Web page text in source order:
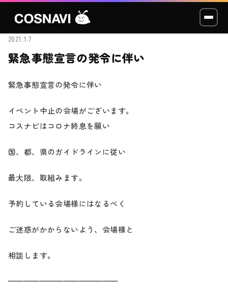
WCP
ショッカー
スタジオ
LABO
メディア
お知らせ
2021.1.7
緊急事態宣言の発令に伴い
緊急事態宣言の発令に伴い
イベント中止の会場がございます。
コスナビはコロナ終息を願い
国、都、県のガイドラインに従い
最大限、取組みます。
予約している会場様にはなるべく
ご迷惑がかからないよう、会場様と
相談します。
——————————————